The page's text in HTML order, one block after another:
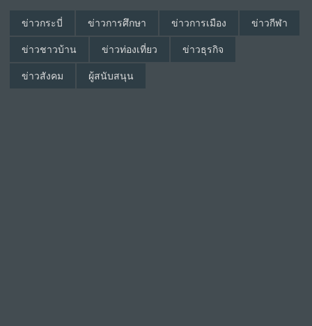
ข่าวกระบี่ ข่าวการศึกษา ข่าวการเมือง ข่าวกีฬา
ข่าวชาวบ้าน ข่าวท่องเที่ยว ข่าวธุรกิจ
ข่าวสังคม ผู้สนับสนุน